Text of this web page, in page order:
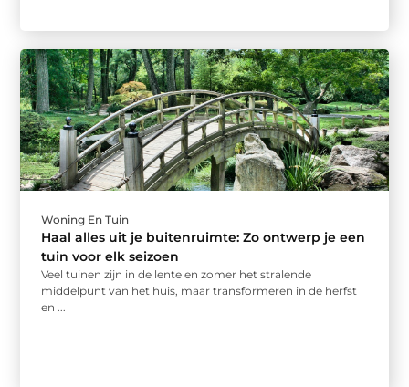
Woning En Tuin
Haal alles uit je buitenruimte: Zo ontwerp je een
tuin voor elk seizoen
Veel tuinen zijn in de lente en zomer het stralende
middelpunt van het huis, maar transformeren in de herfst
en ...